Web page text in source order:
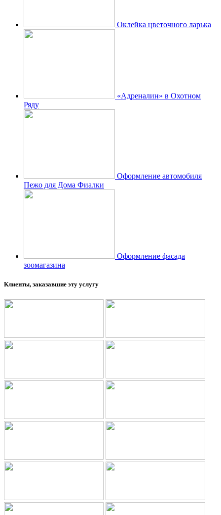
Оклейка цветочного ларька
«Адреналин» в Охотном
Ряду
Оформление автомобиля
Пежо для Дома Фиалки
Оформление фасада
зоомагазина
Клиенты, заказавшие эту услугу